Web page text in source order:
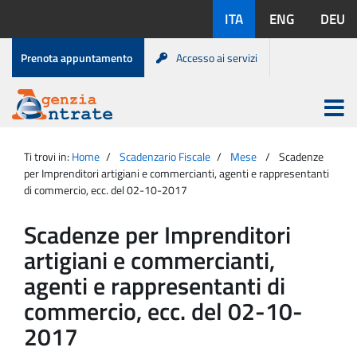
contenuto
disponibili:
ITA ENG DEU
Menu
di
servizio
Prenota appuntamento Accesso ai servizi
Agenzia
Entrate
Apri
menu
principale
Ti trovi in: Home Scadenzario Fiscale Mese
Scadenze
per Imprenditori artigiani e commercianti, agenti e rappresentanti
di commercio, ecc. del 02-10-2017
Scadenze per Imprenditori
artigiani e commercianti,
agenti e rappresentanti di
commercio, ecc. del 02-10-
2017